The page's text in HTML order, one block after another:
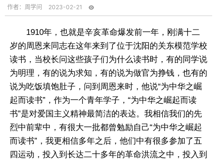
作者： 周学问 2023-02-21
1910年，也就是辛亥革命爆发前一年，刚满十二
岁的周恩来同志在这年来到了位于沈阳的关东模范学校
读书，当校长问这些孩子们为什么读书时，有的同学说
为明理，有的说为求知，有的说为做官为挣钱，也有的
说为吃饭填饱肚子，问到周恩来时，他说“为中华之崛
起而读书”，作为一个青年学子，“为中华之崛起而读
书”是对爱国主义精神最简洁的表达。我相信我们的先
烈中前辈中，有很大一批都曾勉励自己“为中华之崛起
而读书”，我更相信多年之后，他们中有很多参加了五
四运动，投入到长达二十多年的革命洪流之中，投入到